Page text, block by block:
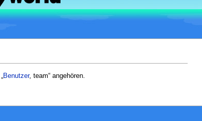
Benutzer, team“ angehören.